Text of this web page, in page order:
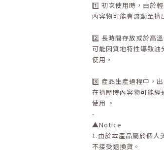
1️⃣ 初次使用時，由於
內容物可能會流動至擠
2️⃣ 長時間存放或於高
可能因質地特性導致
使用。
3️⃣ 產品生產過程中，
在擠壓時內容物可能經
使用 。
-
▲Notice
1.由於本產品屬於個人
不接受退換貨。